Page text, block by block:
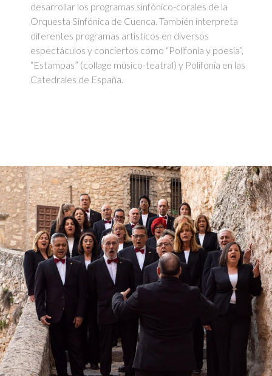
desarrollar los programas sinfónico-corales de la
Orquesta Sinfónica de Cuenca. También interpreta
diferentes programas artísticos en diversos
espectáculos y conciertos como “Polifonía y poesía”,
“Estampas” (collage músico-teatral) y Polifonía en las
Catedrales de España.